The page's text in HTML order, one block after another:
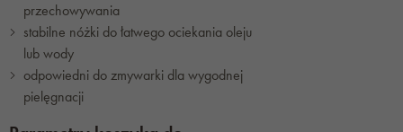
przechowywania
stabilne nóżki do łatwego ociekania oleju
lub wody
odpowiedni do zmywarki dla wygodnej
pielęgnacji